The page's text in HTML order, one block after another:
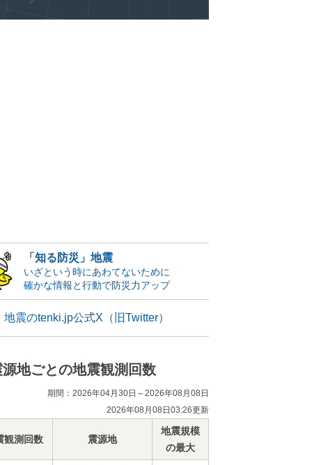
「知る防災」地震
いざという時にあわてないために
確かな情報と行動で防災力アップ
地震のtenki.jp公式X（旧Twitter）
源地ごとの地震観測回数
期間：2026年04月30日～2026年08月08日
2026年08月08日03:26更新
観測回数 震源地
地震規模
の最大